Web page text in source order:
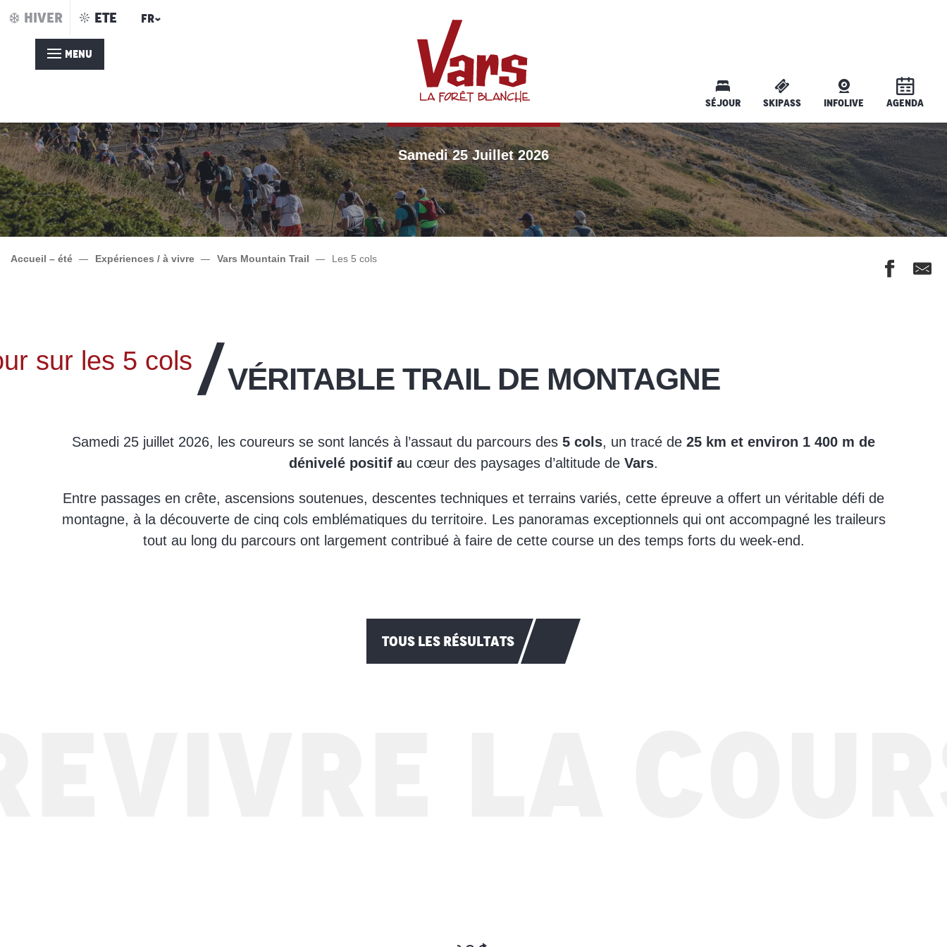
Aller
contenu
principal
HIVER ETE FR
MENU
SÉJOUR SKIPASS INFOLIVE AGENDA
Les 5 cols
25 KM / 1400 M D+
Samedi 25 Juillet 2026
Accueil – été Expériences / à vivre Vars Mountain Trail Les 5 cols
sur les 5 cols
VÉRITABLE TRAIL DE MONTAGNE
Samedi 25 juillet 2026, les coureurs se sont lancés à l’assaut du parcours des 5 cols, un tracé de 25 km et environ 1 400 m de
dénivelé positif au cœur des paysages d’altitude de Vars.
Entre passages en crête, ascensions soutenues, descentes techniques et terrains variés, cette épreuve a offert un véritable défi de
montagne, à la découverte de cinq cols emblématiques du territoire. Les panoramas exceptionnels qui ont accompagné les traileurs
tout au long du parcours ont largement contribué à faire de cette course un des temps forts du week-end.
TOUS LES RÉSULTATS